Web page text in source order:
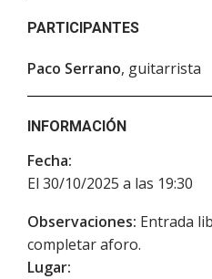
PARTICIPANTES
Paco Serrano, guitarrista
INFORMACIÓN
Fecha:
El 30/10/2025 a las 19:30
Observaciones: Entrada
completar aforo.
Lugar: